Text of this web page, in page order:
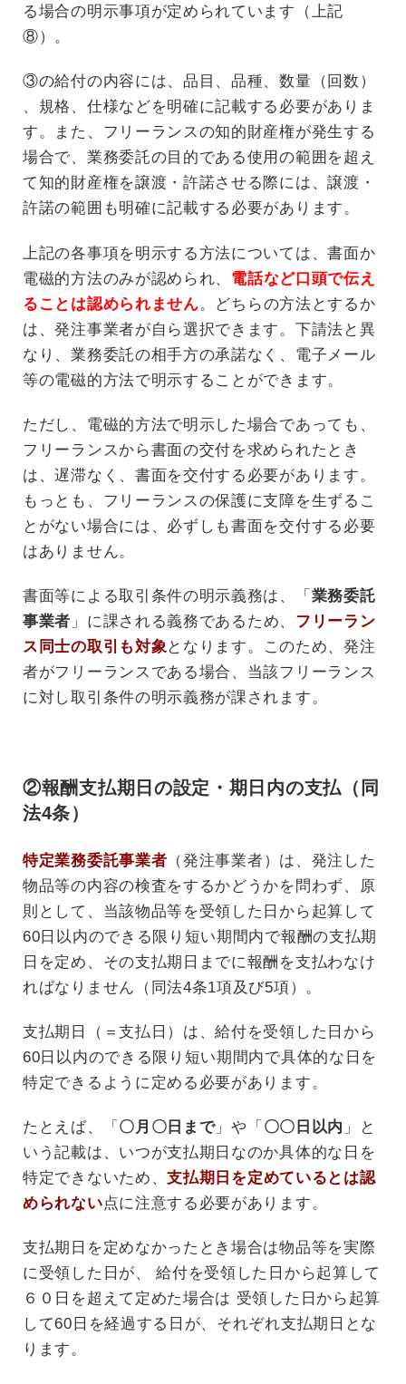
る場合の明示事項が定められています（上記
⑧）。
③の給付の内容には、品目、品種、数量（回数）
、規格、仕様などを明確に記載する必要がありま
す。また、フリーランスの知的財産権が発生する
場合で、業務委託の目的である使用の範囲を超え
て知的財産権を譲渡・許諾させる際には、譲渡・
許諾の範囲も明確に記載する必要があります。
上記の各事項を明示する方法については、書面か
電磁的方法のみが認められ、 電話など口頭で伝え
ることは認められません。どちらの方法とするか
は、発注事業者が自ら選択できます。下請法と異
なり、業務委託の相手方の承諾なく、電子メール
等の電磁的方法で明示することができます。
ただし、電磁的方法で明示した場合であっても、
フリーランスから書面の交付を求められたとき
は、遅滞なく、書面を交付する必要があります。
もっとも、フリーランスの保護に支障を生ずるこ
とがない場合には、必ずしも書面を交付する必要
はありません。
書面等による取引条件の明示義務は、「 業務委託
事業者 」に課される義務であるため、 フリーラン
ス同士の取引も対象となります。このため、発注
者がフリーランスである場合、当該フリーランス
に対し取引条件の明示義務が課されます。
②報酬支払期日の設定・期日内の支払（同
法4条）
特定業務委託事業者 （発注事業者）は、発注した
物品等の内容の検査をするかどうかを問わず、原
則として、当該物品等を受領した日から起算して
60日以内のできる限り短い期間内で報酬の支払期
日を定め、その支払期日までに報酬を支払わなけ
ればなりません（同法4条1項及び5項）。
支払期日（＝支払日）は、給付を受領した日から
60日以内のできる限り短い期間内で具体的な日を
特定できるように定める必要があります。
たとえば、「 〇月〇日まで」や「 〇〇日以内 」と
いう記載は、いつが支払期日なのか具体的な日を
特定できないため、支払期日を定めているとは認
められない点に注意する必要があります。
支払期日を定めなかったとき場合は物品等を実際
に受領した日が、 給付を受領した日から起算して
６０日を超えて定めた場合は 受領した日から起算
して60日を経過する日が、それぞれ支払期日とな
ります。